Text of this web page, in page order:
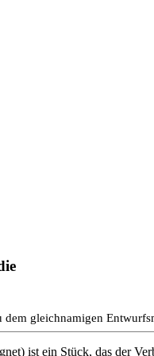
gleichnamigen
ist ein Stück, das der